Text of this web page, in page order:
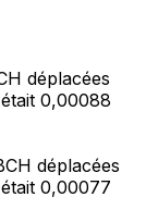
déplacées
0,00088
déplacées
0,00077